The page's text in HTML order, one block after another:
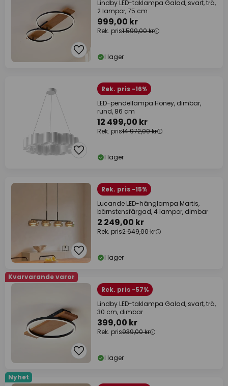
Lindby LED-taklampa Galad, svart, trä,
2 lampor, 75 cm
999,00 kr
Rek. pris1 599,00 kr
I lager
Rek. pris -16%
LED-pendellampa Honey, dimbar,
rund, 86 cm
12 499,00 kr
Rek. pris14 972,00 kr
I lager
Rek. pris -15%
Lucande LED-hänglampa Martis,
bärnstensfärgad, 4 lampor, dimbar
2 249,00 kr
Rek. pris2 649,00 kr
I lager
Kvarvarande varor
Rek. pris -57%
Lindby LED-taklampa Galad, svart, trä,
30 cm, dimbar
399,00 kr
Rek. pris939,00 kr
I lager
Nyhet